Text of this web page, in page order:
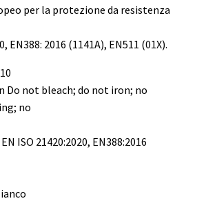
per la protezione da resistenza
EN388: 2016 (1141A), EN511 (01X).
Do not bleach; do not iron; no
no
ISO 21420:2020, EN388:2016